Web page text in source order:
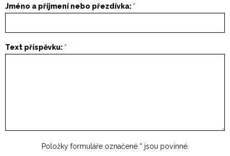
Jméno a příjmení nebo přezdívka:
Text příspěvku:
Položky formuláře označené * jsou povinné.